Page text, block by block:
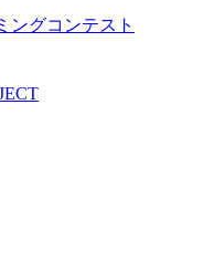
ングコンテスト